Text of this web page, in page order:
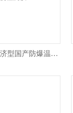
RD-200TH经济型国产防爆温湿度检测仪